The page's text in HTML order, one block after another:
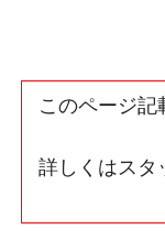
このページ記
詳しくはスタ